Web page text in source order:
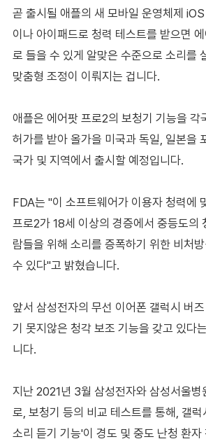
곧 출시될 애플의 새 모바일 운영체제
이나 아이패드로 청력 테스트를 받으면
로 들을 수 있게 알맞은 수준으로 소리를
맞춤형 조정이 이뤄지는 겁니다.
애플은 에어팟 프로2의 보청기 기능을 각
허가를 받아 올가을 미국과 독일, 일본을
국가 및 지역에서 출시할 예정입니다.
FDA는 "이 소프트웨어가 이용자 청력에
프로2가 18세 이상의 경증에서 중등도의
람들을 위해 소리를 증폭하기 위한 비처
수 있다"고 밝혔습니다.
앞서 삼성전자의 무선 이어폰 갤럭시 버
기 못지않은 청각 보조 기능을 갖고 있다
니다.
지난 2021년 3월 삼성전자와 삼성서울병
로, 보청기 등의 비교 테스트를 통해, 갤
소리 듣기 기능'이 경도 및 중도 난청 환자